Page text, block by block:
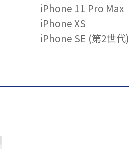
iPhone 11 Pro Max
iPhone XS
iPhone SE (第2世代)